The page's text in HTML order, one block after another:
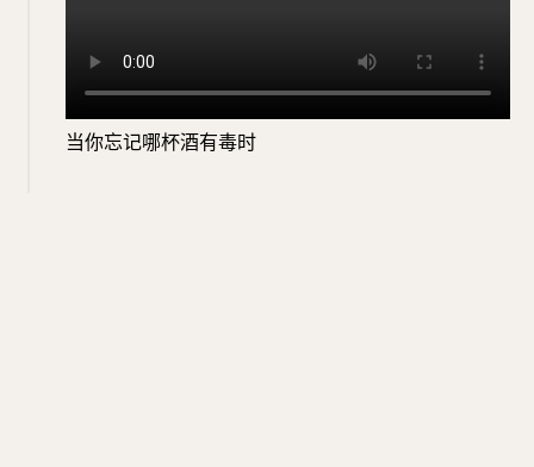
当你忘记哪杯酒有毒时